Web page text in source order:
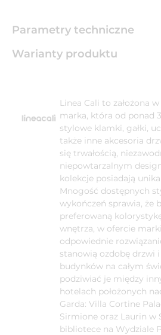
Parametry techniczne
Warianty produktu
Linea Cali to założona
marka, która od ponad
stylowe klamki, gałki,
także inne akcesoria
się trwałością,
niepowtarzalnym
kolekcje posiadają
Mnogość dostępnych
wykończeń sprawia, że
preferowaną
wnętrza, w ofercie
odpowiednie
stanowią ozdobę drzwi
budynków na całym
podziwiać je między
hotelach położonych
Garda: Villa Cortine
Sirmione oraz Laurin w
bibliotece na Wydziale